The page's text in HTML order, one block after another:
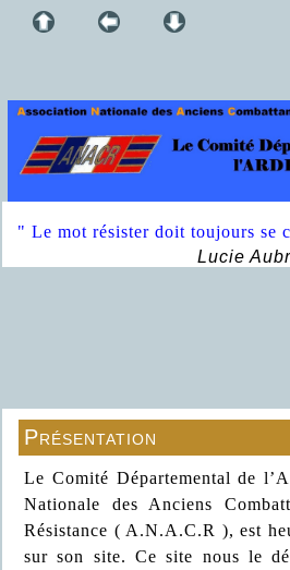
" Le mot résister doit toujours se
Lucie
Présentation
Le Comité Départemental de
Nationale des Anciens
Résistance ( A.N.A.C.R ), est
sur son site. Ce site nous le